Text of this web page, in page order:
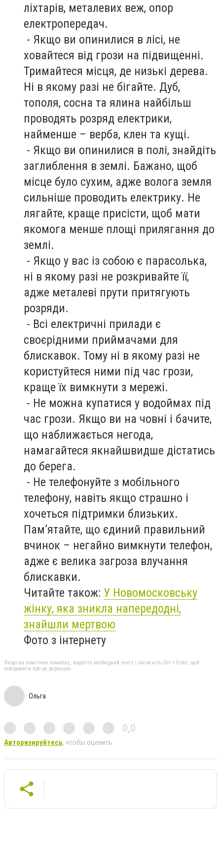
ліхтарів, металевих веж, опор
електропередач.
- Якщо ви опинилися в лісі, не
ховайтеся від грози на підвищенні.
Тримайтеся місця, де низькі дерева.
Ні в якому разі не бігайте. Дуб,
тополя, сосна та ялина найбільш
проводять розряд електрики,
найменше – верба, клен та кущі.
- Якщо ви опинилися в полі, знайдіть
заглиблення в землі. Бажано, щоб
місце було сухим, адже волога земля
сильніше проводить електрику. Не
лягайте, краще присісти, щоб мати
якомога менше площі прилягання до
землі.
- Якщо у вас із собою є парасолька,
ні в якому разі не розкривайте її,
адже металеві прути притягують
розряди.
- Всі електричні прилади є
своєрідними приймачами для
блискавок. Тому ні в якому разі не
користуйтеся ними під час грози,
краще їх вимкнути з мережі.
- Не можна купатися у водоймах під
час грози. Якщо ви на човні і бачите,
що наближається негода,
намагайтеся якнайшвидше дістатись
до берега.
- Не телефонуйте з мобільного
телефону, навіть якщо страшно і
хочеться підтримки близьких.
Пам’ятайте, що єдиний правильний
вчинок – негайно вимкнути телефон,
адже є велика загроза влучання
блискавки.
Читайте також: У Новомосковську
жінку, яка зникла напередодні,
знайшли мертвою
Фото з інтернету
Якщо ви помітили помилку, виділіть необхідний текст і натисніть Ctrl + Enter, щоб
повідомити про це редакцію
Ольга
0,0
Авторизируйтесь, чтобы оценить